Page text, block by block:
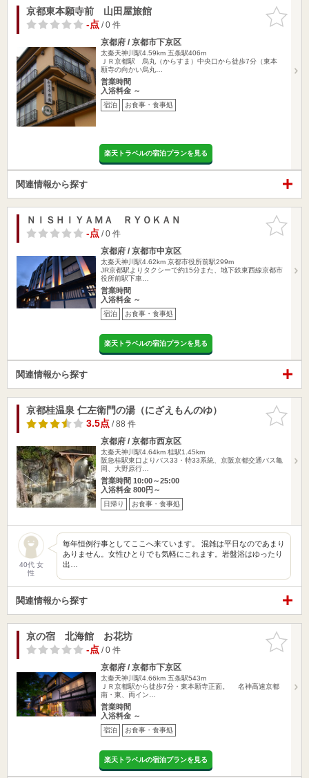
お気に入
りに追加
京都東本願寺前 山田屋旅館
-点/ 0 件
京都府 / 京都市下京区
太秦天神川駅4.59km 五条駅406m
ＪＲ京都駅 烏丸（からすま）中央口から徒歩7分（東本
願寺の向かい烏丸…
営業時間
入浴料金 ～
宿泊 お食事・食事処
楽天トラベルの宿泊プランを見る
関連情報から探す
お気に入
りに追加
ＮＩＳＨＩＹＡＭＡ ＲＹＯＫＡＮ
-点/ 0 件
京都府 / 京都市中京区
太秦天神川駅4.62km 京都市役所前駅299m
JR京都駅よりタクシーで約15分また、地下鉄東西線京都市
役所前駅下車…
営業時間
入浴料金 ～
宿泊 お食事・食事処
楽天トラベルの宿泊プランを見る
関連情報から探す
お気に入
りに追加
京都桂温泉 仁左衛門の湯（にざえもんのゆ）
3.5点/ 88 件
京都府 / 京都市西京区
太秦天神川駅4.64km 桂駅1.45km
阪急桂駅東口よりバス33・特33系統、京阪京都交通バス亀
岡、大野原行…
営業時間 10:00～25:00
入浴料金 800円～
日帰り お食事・食事処
40代 女
性
毎年恒例行事としてここへ来ています。 混雑は平日なのであまり
ありません。女性ひとりでも気軽にこれます。岩盤浴はゆったり
出…
関連情報から探す
お気に入
りに追加
京の宿 北海館 お花坊
-点/ 0 件
京都府 / 京都市下京区
太秦天神川駅4.66km 五条駅543m
ＪＲ京都駅から徒歩7分・東本願寺正面。 名神高速京都
南・東、両イン…
営業時間
入浴料金 ～
宿泊 お食事・食事処
楽天トラベルの宿泊プランを見る